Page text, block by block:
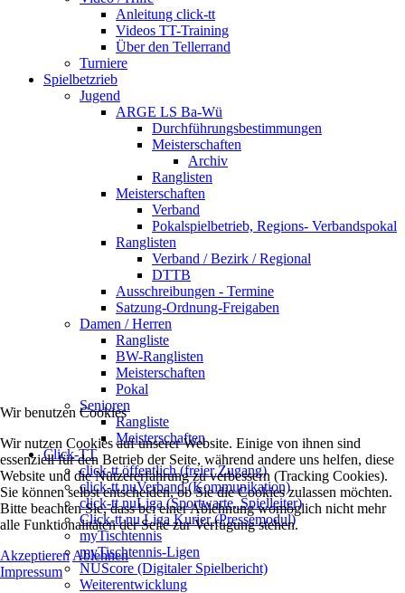
Anleitung click-tt
Videos TT-Training
Über den Tellerrand
Turniere
Spielbetzrieb
Jugend
ARGE LS Ba-Wü
Durchführungsbestimmungen
Meisterschaften
Archiv
Ranglisten
Meisterschaften
Verband
Pokalspielbetrieb, Regions- Verbandspokal
Ranglisten
Verband / Bezirk / Regional
DTTB
Ausschreibungen - Termine
Satzung-Ordnung-Freigaben
Damen / Herren
Rangliste
BW-Ranglisten
Meisterschaften
Pokal
Senioren
Rangliste
Meisterschaften
Click-TT
click-tt öffentlich (freier Zugang)
click-tt nuVerband (Kommunikation)
click-tt nuLiga (Sportwarte, Spielleiter)
Click-tt nu Liga Kurier (Pressemodul)
myTischtennis
myTischtennis-Ligen
NUScore (Digitaler Spielbericht)
Weiterentwicklung
Wir benutzen Cookies
Wir nutzen Cookies auf unserer Website. Einige von ihnen sind
essenziell für den Betrieb der Seite, während andere uns helfen, diese
Website und die Nutzererfahrung zu verbessern (Tracking Cookies).
Sie können selbst entscheiden, ob Sie die Cookies zulassen möchten.
Bitte beachten Sie, dass bei einer Ablehnung womöglich nicht mehr
alle Funktionalitäten der Seite zur Verfügung stehen.
Akzeptieren Ablehnen
Impressum